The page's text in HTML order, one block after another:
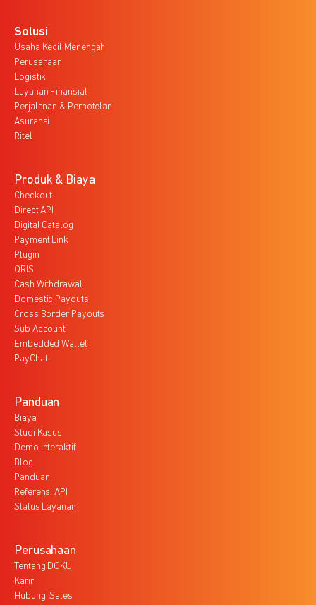
Solusi
Usaha Kecil Menengah
Perusahaan
Logistik
Layanan Finansial
Perjalanan & Perhotelan
Asuransi
Ritel
Produk & Biaya
Checkout
Direct API
Digital Catalog
Payment Link
Plugin
QRIS
Cash Withdrawal
Domestic Payouts
Cross Border Payouts
Sub Account
Embedded Wallet
PayChat
Panduan
Biaya
Studi Kasus
Demo Interaktif
Blog
Panduan
Referensi API
Status Layanan
Perusahaan
Tentang DOKU
Karir
Hubungi Sales